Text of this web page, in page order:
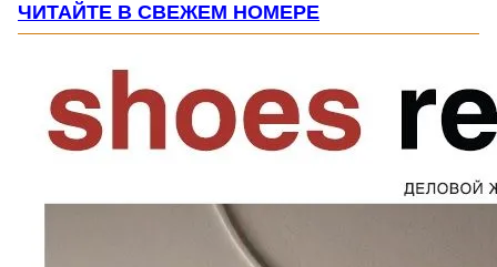
ЧИТАЙТЕ В СВЕЖЕМ НОМЕРЕ